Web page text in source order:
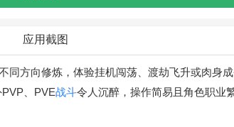
应用截图
同方向修炼，体验挂机闯荡、渡劫飞升或肉身
、PVE战斗令人沉醉，操作简易且角色职业